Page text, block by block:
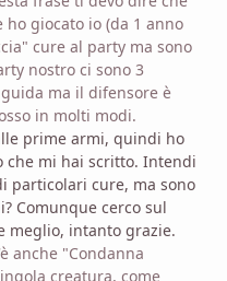
ho giocato io (da 1 anno
cure al party ma sono
nostro ci sono 3
ma il difensore è
in molti modi.
prime armi, quindi ho
che mi hai scritto. Intendi
particolari cure, ma sono
Comunque cerco sul
meglio, intanto grazie.
anche "Condanna
creatura, come